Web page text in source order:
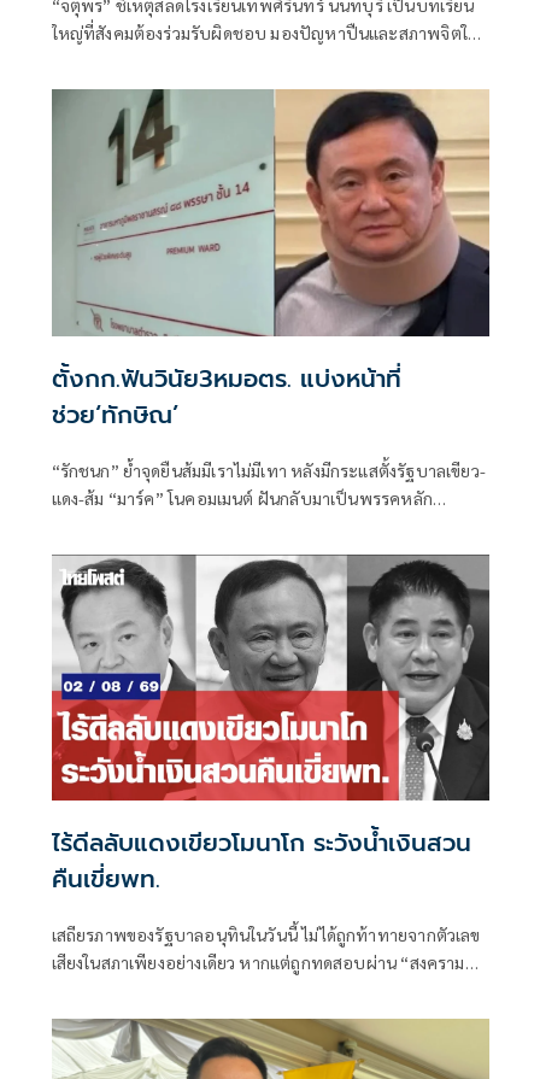
“จตุพร” ชี้เหตุสลดโรงเรียนเทพศิรินทร์ นนทบุรี เป็นบทเรียน
ใหญ่ที่สังคมต้องร่วมรับผิดชอบ มองปัญหาปืนและสภาพจิตใจ
พร้อมแนะ ศธ.จัดครูจิตวิทยาในโรงเรียน รับฟังปัญหา-สกัด
ความรุนแรงก่อนสายเกินไป
ตั้งกก.ฟันวินัย3หมอตร. แบ่งหน้าที่
ช่วย‘ทักษิณ’
“รักชนก” ย้ำจุดยืนส้มมีเราไม่มีเทา หลังมีกระแสตั้งรัฐบาลเขียว-
แดง-ส้ม “มาร์ค” โนคอมเมนต์ ฝันกลับมาเป็นพรรคหลัก
ไร้ดีลลับแดงเขียวโมนาโก ระวังน้ำเงินสวน
คืนเขี่ยพท.
เสถียรภาพของรัฐบาลอนุทินในวันนี้ ไม่ได้ถูกท้าทายจากตัวเลข
เสียงในสภาเพียงอย่างเดียว หากแต่ถูกทดสอบผ่าน “สงคราม
ข่ายอำนาจของพรรคภูมิใจไทย